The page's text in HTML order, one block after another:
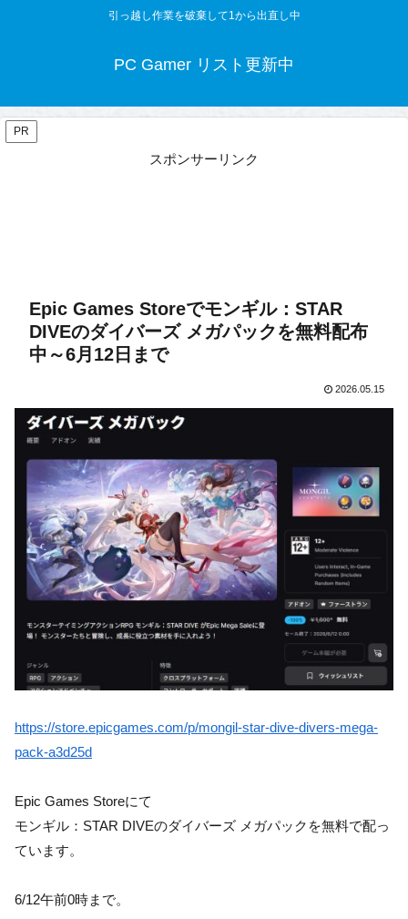
引っ越し作業を破棄して1から出直し中
PC Gamer リスト更新中
PR
スポンサーリンク
Epic Games Storeでモンギル：STAR
DIVEのダイバーズ メガパックを無料配布
中～6月12日まで
2026.05.15
https://store.epicgames.com/p/mongil-star-dive-divers-mega-
pack-a3d25d
Epic Games Storeにて
モンギル：STAR DIVEのダイバーズ メガパックを無料で配っ
ています。
6/12午前0時まで。